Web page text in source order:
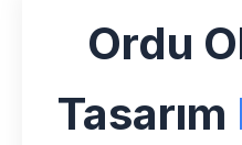
Ordu
Tasarım